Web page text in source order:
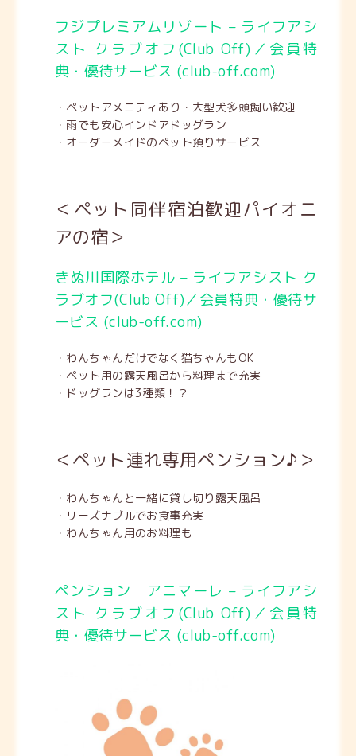
フジプレミアムリゾート – ライフアシ
スト クラブオフ(Club Off)／会員特
典・優待サービス (club-off.com)
・ペットアメニティあり・大型犬多頭飼い歓迎
・雨でも安心インドアドッグラン
・オーダーメイドのペット預りサービス
＜ペット同伴宿泊歓迎パイオニ
アの宿＞
きぬ川国際ホテル – ライフアシスト ク
ラブオフ(Club Off)／会員特典・優待サ
ービス (club-off.com)
・わんちゃんだけでなく猫ちゃんもOK
・ペット用の露天風呂から料理まで充実
・ドッグランは3種類！？
＜ペット連れ専用ペンション♪＞
・わんちゃんと一緒に貸し切り露天風呂
・リーズナブルでお食事充実
・わんちゃん用のお料理も
ペンション アニマーレ – ライフアシ
スト クラブオフ(Club Off)／会員特
典・優待サービス (club-off.com)